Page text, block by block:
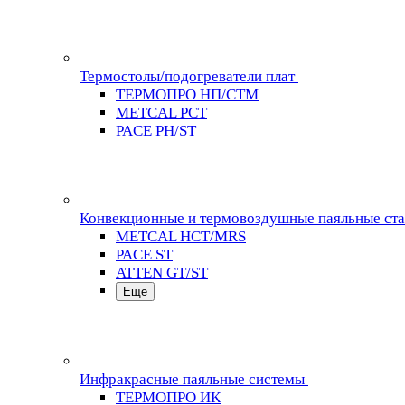
Термостолы/подогреватели плат
ТЕРМОПРО НП/СТМ
METCAL PCT
PACE PH/ST
Конвекционные и термовоздушные паяльные
METCAL HCT/MRS
PACE ST
ATTEN GT/ST
Еще
Инфракрасные паяльные системы
ТЕРМОПРО ИК